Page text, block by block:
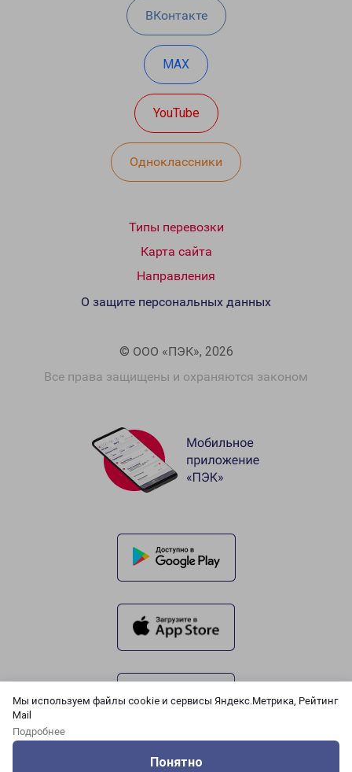
Мы используем файлы cookie и сервисы Яндекс.Метрика, Рейтинг
Mail
Подробнее
Понятно
ВКонтакте
MAX
YouTube
Одноклассники
Типы перевозки
Карта сайта
Направления
© ООО «ПЭК», 2026
Все права защищены и охраняются законом
О защите персональных данных